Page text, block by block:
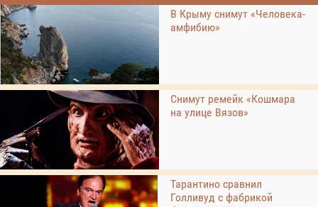
В Крыму снимут «Человека-
амфибию»
Снимут ремейк «Кошмара
на улице Вязов»
Тарантино сравнил
Голливуд с фабрикой